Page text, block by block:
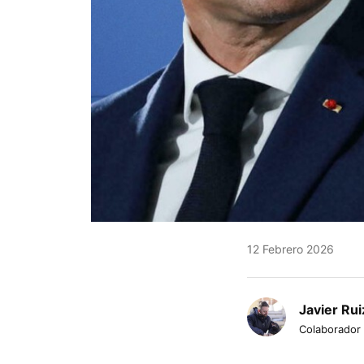
12 Febrero 2026
Javier
Colaborador